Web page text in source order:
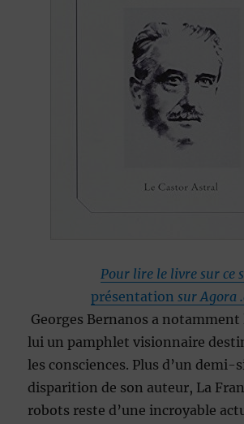
Pour lire le livre sur ce
présentation sur Agora
Georges Bernanos a notamment
lui un pamphlet visionnaire
les consciences. Plus d’un demi-
disparition de son auteur, La
robots reste d’une incroyable